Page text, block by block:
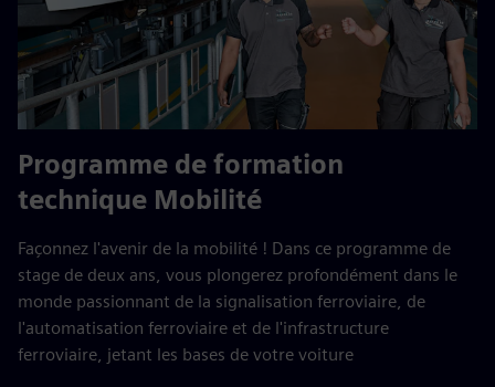
Programme de formation
technique Mobilité
Façonnez l'avenir de la mobilité ! Dans ce programme de
stage de deux ans, vous plongerez profondément dans le
monde passionnant de la signalisation ferroviaire, de
l'automatisation ferroviaire et de l'infrastructure
ferroviaire, jetant les bases de votre voiture